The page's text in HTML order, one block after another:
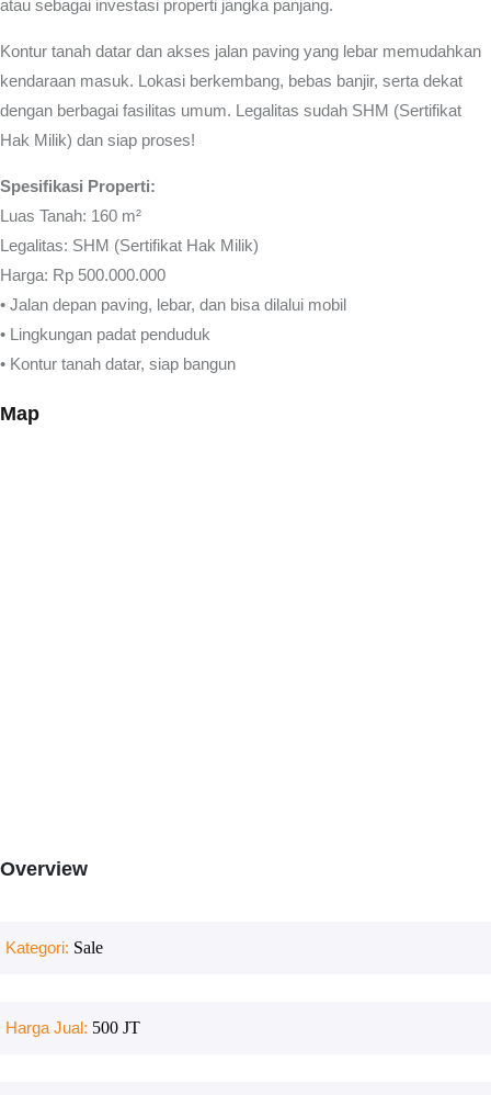
atau sebagai investasi properti jangka panjang.
Kontur tanah datar dan akses jalan paving yang lebar memudahkan
kendaraan masuk. Lokasi berkembang, bebas banjir, serta dekat
dengan berbagai fasilitas umum. Legalitas sudah SHM (Sertifikat
Hak Milik) dan siap proses!
Spesifikasi Properti:
Luas Tanah: 160 m²
Legalitas: SHM (Sertifikat Hak Milik)
Harga: Rp 500.000.000
• Jalan depan paving, lebar, dan bisa dilalui mobil
• Lingkungan padat penduduk
• Kontur tanah datar, siap bangun
Map
Overview
Kategori: Sale
Harga Jual: 500 JT